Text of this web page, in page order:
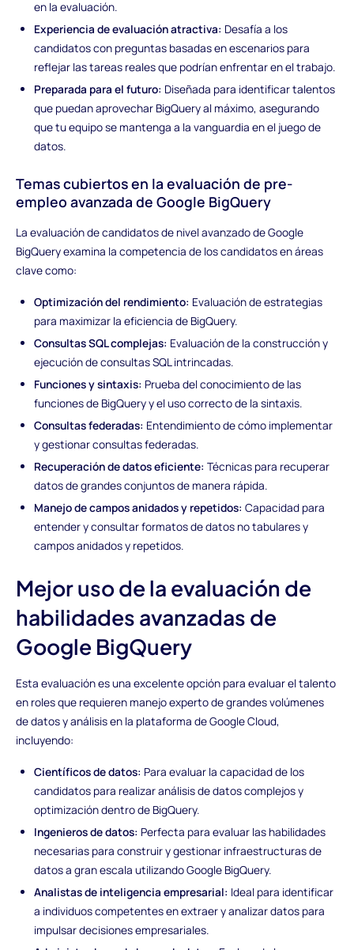
en la evaluación.
Experiencia de evaluación atractiva: Desafía a los
candidatos con preguntas basadas en escenarios para
reflejar las tareas reales que podrían enfrentar en el trabajo.
Preparada para el futuro: Diseñada para identificar talentos
que puedan aprovechar BigQuery al máximo, asegurando
que tu equipo se mantenga a la vanguardia en el juego de
datos.
Temas cubiertos en la evaluación de pre-
empleo avanzada de Google BigQuery
La evaluación de candidatos de nivel avanzado de Google
BigQuery examina la competencia de los candidatos en áreas
clave como:
Optimización del rendimiento: Evaluación de estrategias
para maximizar la eficiencia de BigQuery.
Consultas SQL complejas: Evaluación de la construcción y
ejecución de consultas SQL intrincadas.
Funciones y sintaxis: Prueba del conocimiento de las
funciones de BigQuery y el uso correcto de la sintaxis.
Consultas federadas: Entendimiento de cómo implementar
y gestionar consultas federadas.
Recuperación de datos eficiente: Técnicas para recuperar
datos de grandes conjuntos de manera rápida.
Manejo de campos anidados y repetidos: Capacidad para
entender y consultar formatos de datos no tabulares y
campos anidados y repetidos.
Mejor uso de la evaluación de
habilidades avanzadas de
Google BigQuery
Esta evaluación es una excelente opción para evaluar el talento
en roles que requieren manejo experto de grandes volúmenes
de datos y análisis en la plataforma de Google Cloud,
incluyendo:
Científicos de datos: Para evaluar la capacidad de los
candidatos para realizar análisis de datos complejos y
optimización dentro de BigQuery.
Ingenieros de datos: Perfecta para evaluar las habilidades
necesarias para construir y gestionar infraestructuras de
datos a gran escala utilizando Google BigQuery.
Analistas de inteligencia empresarial: Ideal para identificar
a individuos competentes en extraer y analizar datos para
impulsar decisiones empresariales.